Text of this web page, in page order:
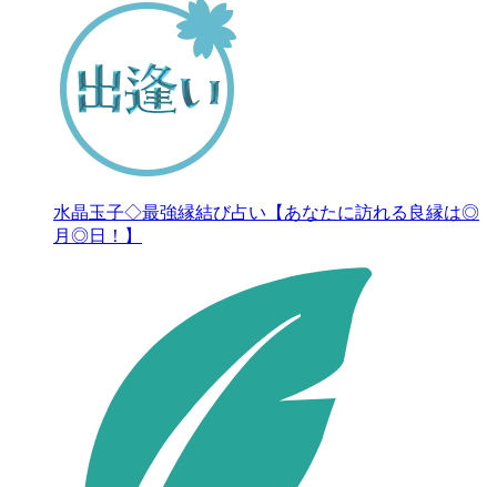
水晶玉子◇最強縁結び占い【あなたに訪れる良縁は◎
月◎日！】